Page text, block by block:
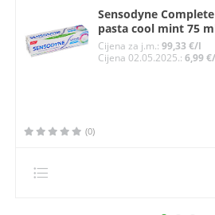
Sensodyne
pasta cool mint 75
Cijena za j.m.:99,33 €/l
Cijena 02.05.2025.:6,99
(0)